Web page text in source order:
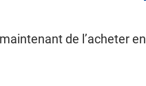
de l’acheter en